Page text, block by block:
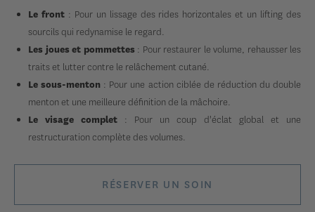
Le front: Pour un lissage des rides horizontales et un lifting des
sourcils qui redynamise le regard.
Les joues et pommettes : Pour restaurer le volume, rehausser les
traits et lutter contre le relâchement cutané.
Le sous-menton : Pour une action ciblée de réduction du double
menton et une meilleure définition de la mâchoire.
Le visage complet : Pour un coup d'éclat global et une
restructuration complète des volumes.
RÉSERVER UN SOIN